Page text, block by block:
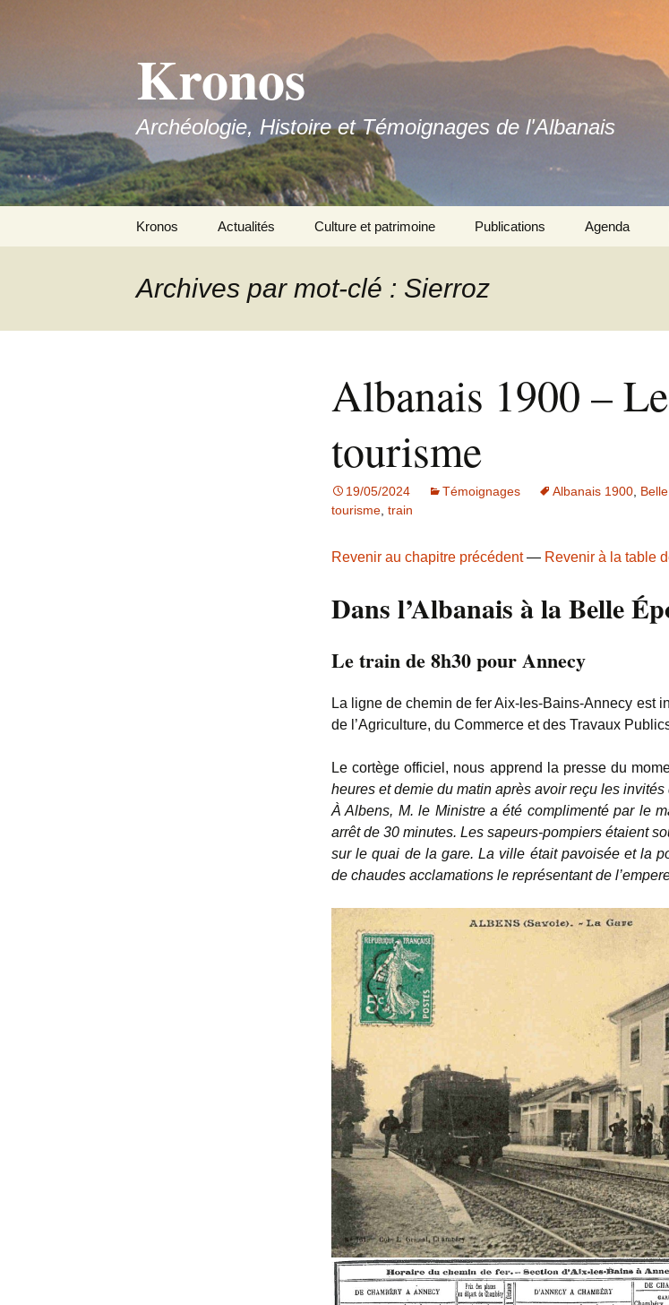
Kronos
Archéologie, Histoire et Témoignages de l'Albanais
Kronos Actualités Culture et patrimoine Publications Agenda
Archives par mot-clé : Sierroz
Albanais 1900 –
tourisme
19/05/2024 Témoignages Albanais 1900
tourisme train
Revenir au chapitre précédent— Revenir à la table
Dans l’Albanais à la Belle
Le train de 8h30 pour Annecy
La ligne de chemin de fer Aix-les-Bains-Annecy est
de l’Agriculture, du Commerce et des Travaux
Le cortège officiel, nous apprend la presse du
heures et demie du matin après avoir reçu les invités
À Albens, M. le Ministre a été complimenté par le
arrêt de 30 minutes. Les sapeurs-pompiers étaient
sur le quai de la gare. La ville était pavoisée et la
de chaudes acclamations le représentant de